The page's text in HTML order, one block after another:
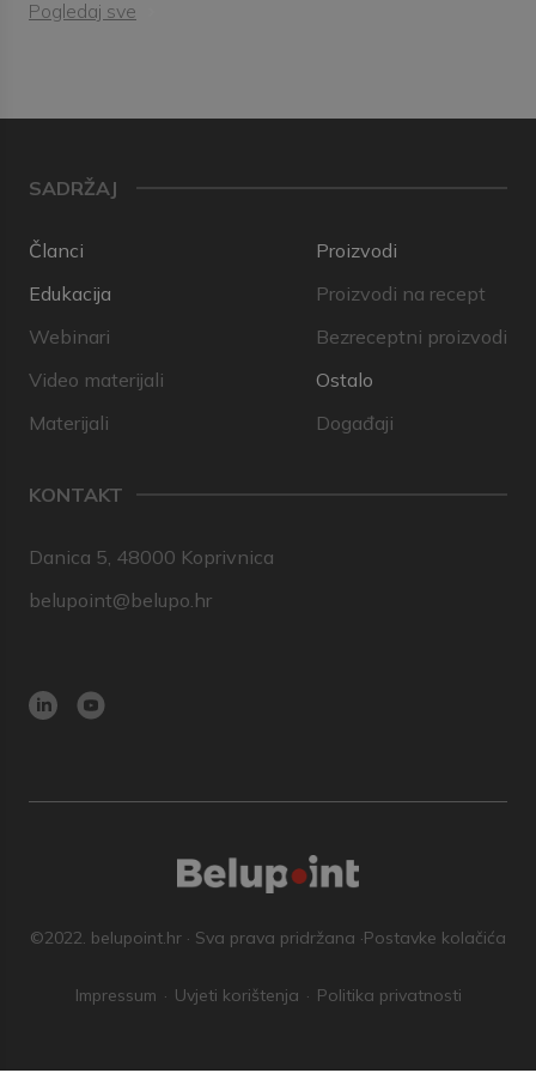
Pogledaj sve
SADRŽAJ
Članci
Edukacija
Webinari
Video materijali
Materijali
Proizvodi
Proizvodi na recept
Bezreceptni proizvodi
Ostalo
Događaji
KONTAKT
Danica 5, 48000 Koprivnica
belupoint@belupo.hr
©2022. belupoint.hr · Sva prava pridržana ·Postavke kolačića
Impressum Uvjeti korištenja Politika privatnosti